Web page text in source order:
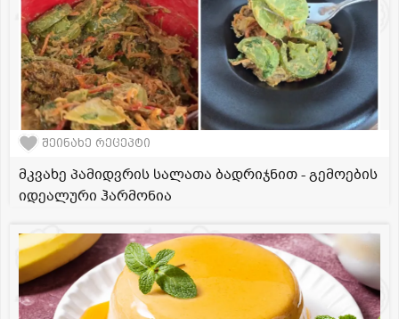
შეინახე რეცეპტი
მკვახე პამიდვრის სალათა ბადრიჯნით - გემოების
იდეალური ჰარმონია